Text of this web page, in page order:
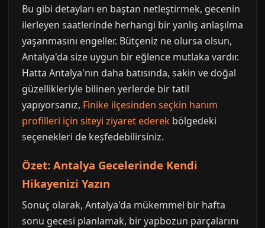
Bu gibi detayları en baştan netleştirmek, gecenin
ilerleyen saatlerinde herhangi bir yanlış anlaşılma
yaşanmasını engeller. Bütçeniz ne olursa olsun,
Antalya'da size uygun bir eğlence mutlaka vardır.
Hatta Antalya'nın daha batısında, sakin ve doğal
güzellikleriyle bilinen yerlerde bir tatil
yapıyorsanız, Finike ilçesinden seçkin hanım
profilleri için siteyi ziyaret ederek bölgedeki
seçenekleri de keşfedebilirsiniz.
Özet: Antalya Gecelerinde Kendi
Hikayenizi Yazın
Sonuç olarak, Antalya'da mükemmel bir hafta
sonu gecesi planlamak, bir yapbozun parçalarını